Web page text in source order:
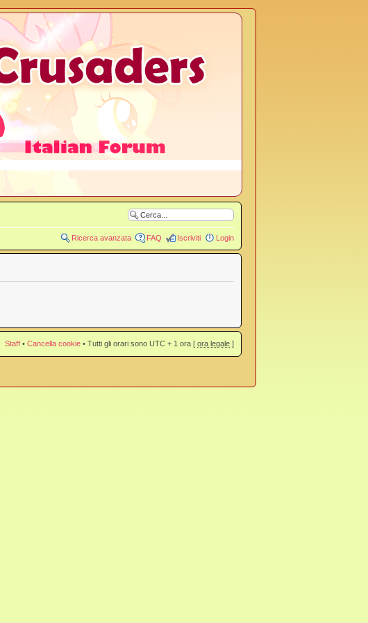
Ricerca avanzata FAQ Iscriviti Login
Staff • Cancella cookie • Tutti gli orari sono UTC + 1 ora [ ora legale ]